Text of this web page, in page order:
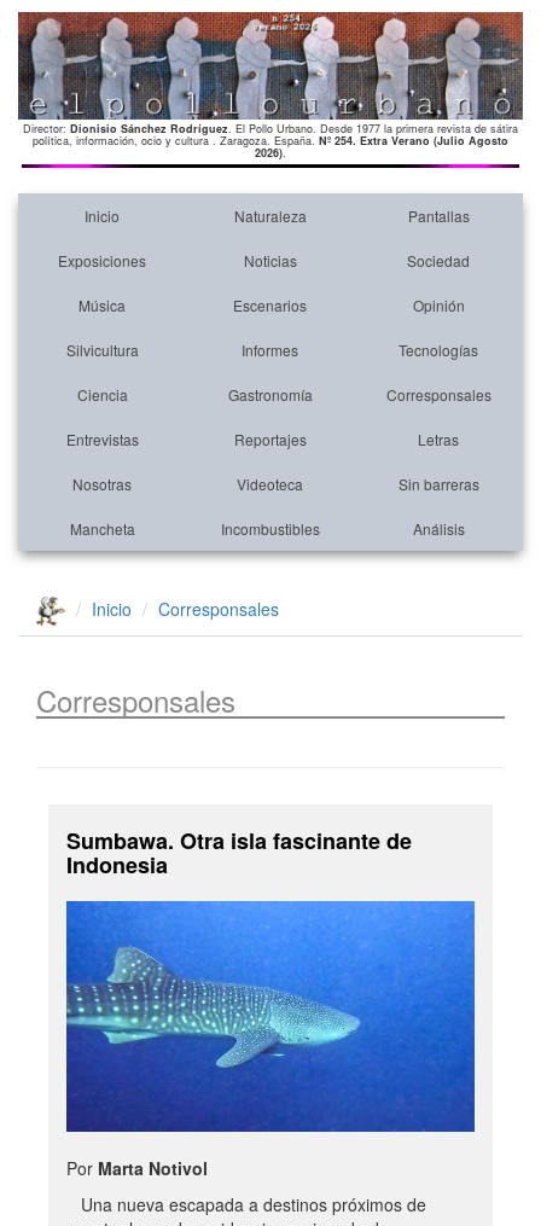
Director: Dionisio Sánchez Rodríguez. El Pollo Urbano. Desde 1977 la primera revista de sátira
política, información, ocio y cultura . Zaragoza. España. Nº 254. Extra Verano (Julio Agosto
2026).
Inicio Naturaleza Pantallas
Exposiciones Noticias Sociedad
Música Escenarios Opinión
Silvicultura Informes Tecnologías
Ciencia Gastronomía Corresponsales
Entrevistas Reportajes Letras
Nosotras Videoteca Sin barreras
Mancheta Incombustibles Análisis
Inicio Corresponsales
Corresponsales
Sumbawa. Otra isla fascinante de
Indonesia
Por Marta Notivol
Una nueva escapada a destinos próximos de